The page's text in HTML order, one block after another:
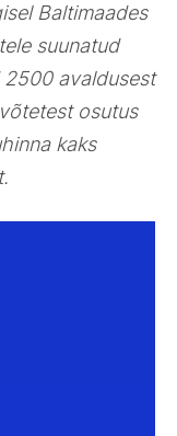
Baltimaades
suunatud
2500 avaldusest
osutus
kaks